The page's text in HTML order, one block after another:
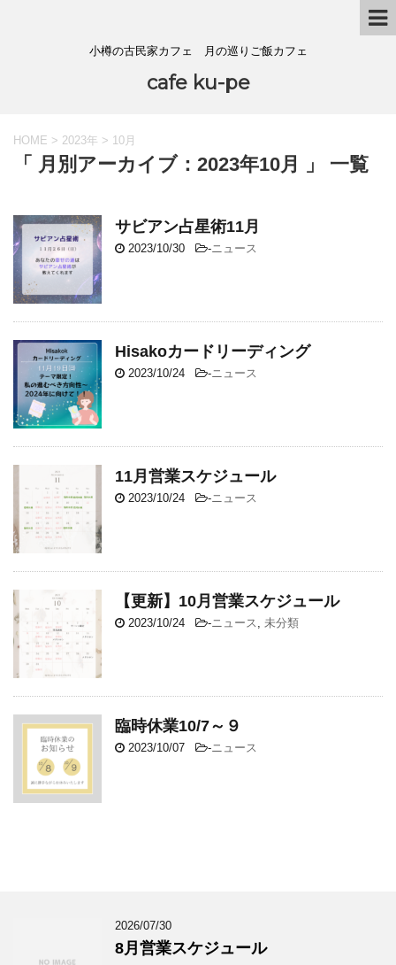
小樽の古民家カフェ 月の巡りご飯カフェ
cafe ku-pe
HOME > 2023年 > 10月
「 月別アーカイブ：2023年10月 」 一覧
サビアン占星術11月
2023/10/30 -ニュース
Hisakoカードリーディング
2023/10/24 -ニュース
11月営業スケジュール
2023/10/24 -ニュース
【更新】10月営業スケジュール
2023/10/24 -ニュース , 未分類
臨時休業10/7～９
2023/10/07 -ニュース
2026/07/30
8月営業スケジュール